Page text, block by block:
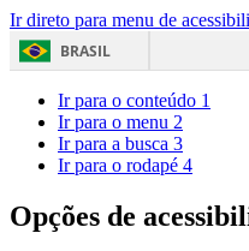
Ir direto para menu de
BRASIL
Ir para o conteúdo 1
Ir para o menu 2
Ir para a busca 3
Ir para o rodapé 4
Opções de